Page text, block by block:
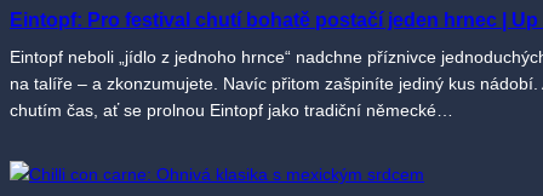
Eintopf: Pro festival chutí bohatě postačí jeden hrnec |
Eintopf neboli „jídlo z jednoho hrnce“ nadchne příznivce
na talíře – a zkonzumujete. Navíc přitom zašpiníte jediný kus
chutím čas, ať se prolnou Eintopf jako tradiční německé…